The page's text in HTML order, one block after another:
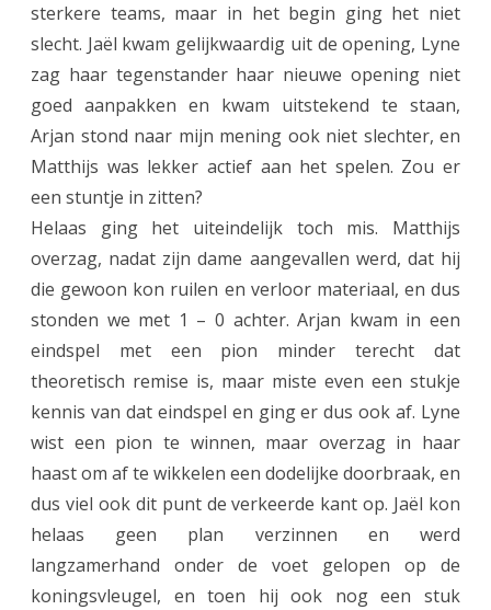
v
o
r
“
T
a
m
H
A
s
”
p
sterkere teams, maar in het begin ging het niet
slecht. Jaël kwam gelijkwaardig uit de opening, Lyne
zag haar tegenstander haar nieuwe opening niet
goed aanpakken en kwam uitstekend te staan,
Arjan stond naar mijn mening ook niet slechter, en
Matthijs was lekker actief aan het spelen. Zou er
een stuntje in zitten?
Helaas ging het uiteindelijk toch mis. Matthijs
overzag, nadat zijn dame aangevallen werd, dat hij
die gewoon kon ruilen en verloor materiaal, en dus
stonden we met 1 – 0 achter. Arjan kwam in een
eindspel met een pion minder terecht dat
theoretisch remise is, maar miste even een stukje
kennis van dat eindspel en ging er dus ook af. Lyne
wist een pion te winnen, maar overzag in haar
haast om af te wikkelen een dodelijke doorbraak, en
dus viel ook dit punt de verkeerde kant op. Jaël kon
helaas geen plan verzinnen en werd
langzamerhand onder de voet gelopen op de
koningsvleugel, en toen hij ook nog een stuk